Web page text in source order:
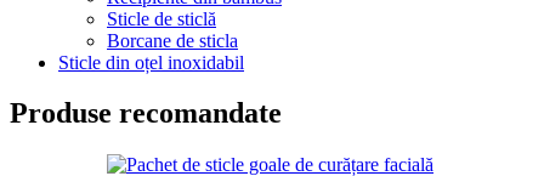
Sticle de sticlă
Borcane de sticla
Sticle din oțel inoxidabil
Produse recomandate